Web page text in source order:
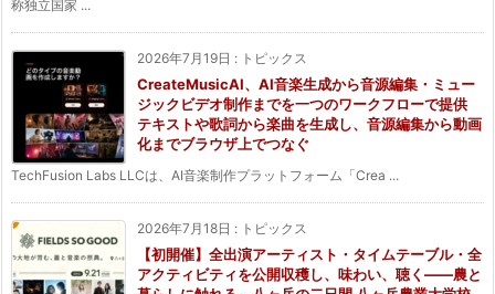
称独立国家 ...
2026年7月19日 : トピックス
CreateMusicAI、AI音楽生成から音源編集・ミュー
ジックビデオ制作までを一つのワークフローで提供
テキストや歌詞から楽曲を生成し、音源編集から動画
化までブラウザ上でつなぐ
TechFusion Labs LLCは、AI音楽制作プラットフォーム「Crea ...
2026年7月18日 : トピックス
【初開催】全出演アーティスト・タイムテーブル・全
アクティビティを公開収穫し、味わい、聴く——農と